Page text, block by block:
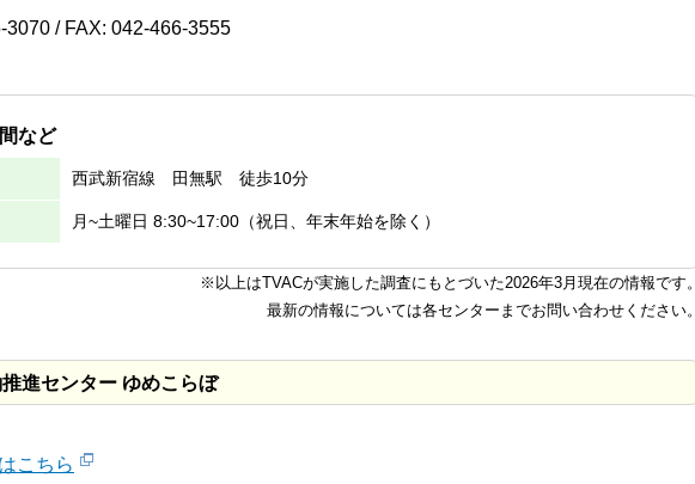
3070 / FAX: 042-466-3555
など
西武新宿線 田無駅 徒歩10分
月~土曜日 8:30~17:00（祝日、年末年始を除く）
※以上はTVACが実施した調査にもとづいた2026年3月現在の情報です。
最新の情報については各センターまでお問い合わせください。
進センター ゆめこらぼ
こちら